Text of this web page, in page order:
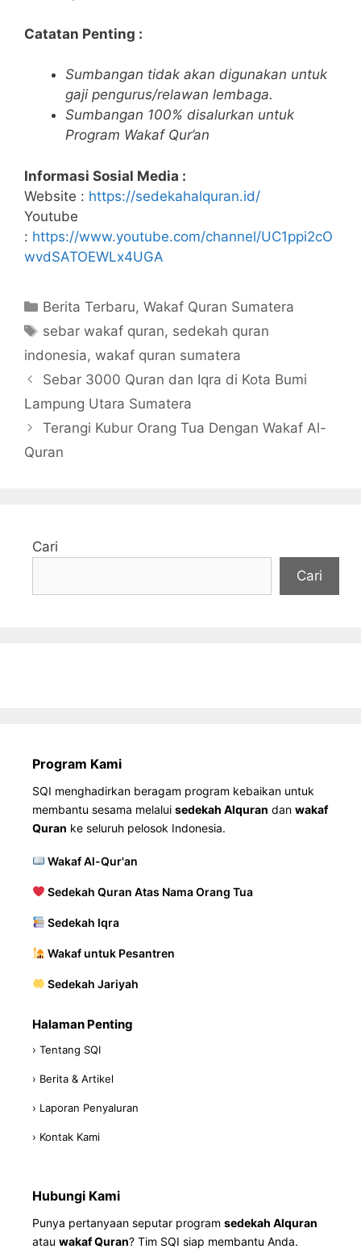
Catatan Penting :
Sumbangan tidak akan digunakan untuk
gaji pengurus/relawan lembaga.
Sumbangan 100% disalurkan untuk
Program Wakaf Qur’an
Informasi Sosial Media :
Website : https://sedekahalquran.id/
Youtube
: https://www.youtube.com/channel/UC1ppi2cO
wvdSATOEWLx4UGA
Kategori
Berita Terbaru,Wakaf Quran Sumatera
Tag
sebar wakaf quran, sedekah quran
indonesia, wakaf quran sumatera
Sebar 3000 Quran dan Iqra di Kota Bumi
Lampung Utara Sumatera
Terangi Kubur Orang Tua Dengan Wakaf Al-
Quran
Cari
Cari
Program Kami
SQI menghadirkan beragam program kebaikan untuk
membantu sesama melalui sedekah Alquran dan wakaf
Quran ke seluruh pelosok Indonesia.
Wakaf Al-Qur'an
Sedekah Quran Atas Nama Orang Tua
Sedekah Iqra
Wakaf untuk Pesantren
Sedekah Jariyah
Halaman Penting
› Tentang SQI
› Berita & Artikel
› Laporan Penyaluran
› Kontak Kami
Hubungi Kami
Punya pertanyaan seputar program sedekah Alquran
atau wakaf Quran? Tim SQI siap membantu Anda.